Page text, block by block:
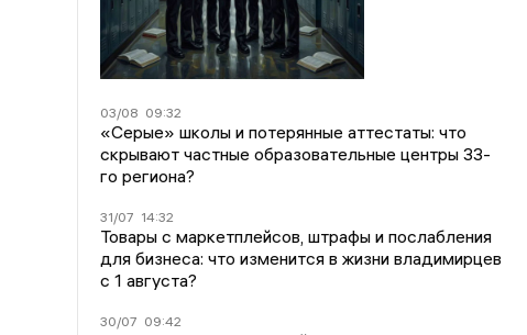
03/08 09:32
«Серые» школы и потерянные аттестаты: что
скрывают частные образовательные центры 33-
го региона?
31/07 14:32
Товары с маркетплейсов, штрафы и послабления
для бизнеса: что изменится в жизни владимирцев
с 1 августа?
30/07 09:42